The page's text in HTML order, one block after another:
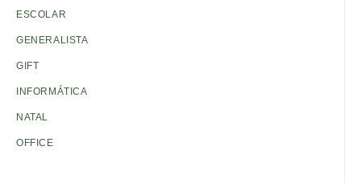
ESCOLAR
GENERALISTA
GIFT
INFORMÁTICA
NATAL
OFFICE